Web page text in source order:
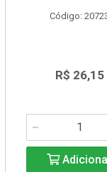
Código:
R$ 26,15